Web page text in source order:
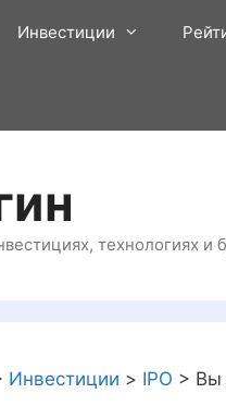
Инвестиции
технологиях и
Инвестиции > IPO > Вы